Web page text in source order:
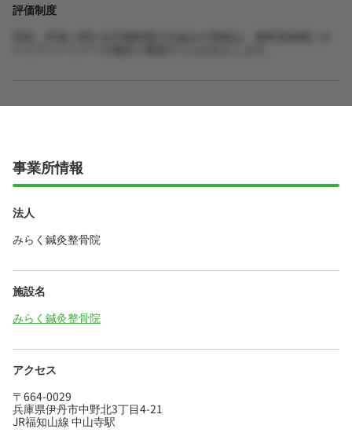
評価制度
事業所情報
法人
みらく鍼灸整骨院
施設名
みらく鍼灸整骨院
アクセス
〒664-0029
兵庫県伊丹市中野北3丁目4-21
JR福知山線 中山寺駅